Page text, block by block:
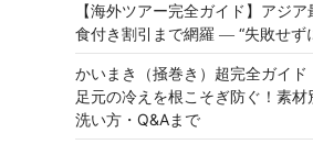
【海外ツアー完全ガイド】アジ
食付き割引まで網羅 ― “失敗せず
かいまき（掻巻き）超完全ガイド
足元の冷えを根こそぎ防ぐ！素材
洗い方・Q&Aまで